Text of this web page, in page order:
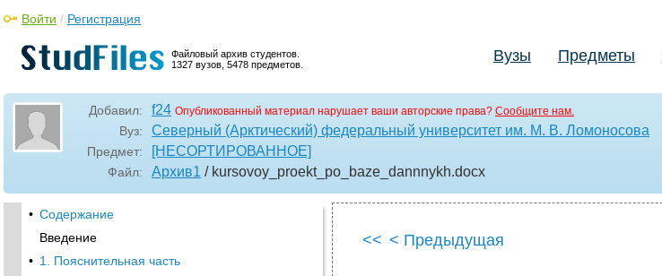
Файловый архив студентов.
1327 вузов, 5478 предметов.
Войти / Регистрация
Вузы Предметы
Добавил: f24 Опубликованный материал нарушает ваши авторские права? Сообщите нам.
Вуз: Северный (Арктический) федеральный университет им. М. В. Ломоносова
Предмет: [НЕСОРТИРОВАННОЕ]
Файл: Архив1 / kursovoy_proekt_po_baze_dannnykh.docx
• Содержание
Введение
• 1. Пояснительная часть
<< < Предыдущая